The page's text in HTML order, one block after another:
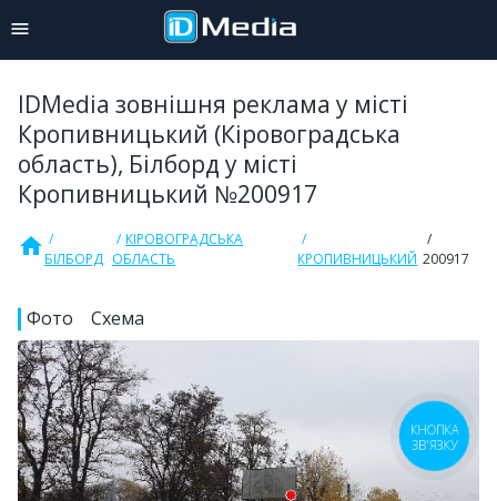
IDMedia зовнішня реклама у місті
Кропивницький (Кіровоградська
область), Білборд у місті
Кропивницький №200917
homeБІЛБОРД
КІРОВОГРАДСЬКА
ОБЛАСТЬ
КРОПИВНИЦЬКИЙ 200917
Фото Схема
КНОПКА
ЗВ'ЯЗКУ